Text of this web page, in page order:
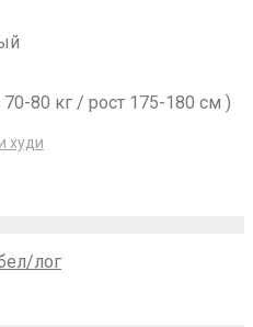
70-80 кг / рост 175-180 см )
худи
лог